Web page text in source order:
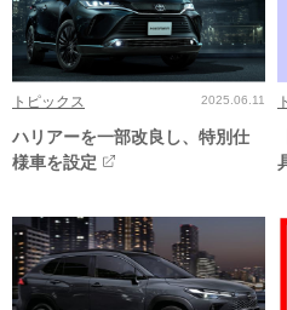
トピックス 2025.06.11
ハリアーを一部改良し、特別仕
様車を設定